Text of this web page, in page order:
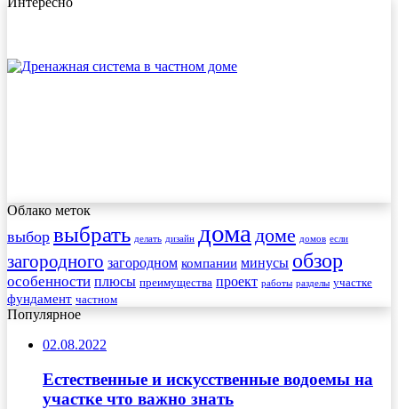
Облако меток
выбор выбрать делать дизайн дома доме домов если
загородного загородном компании минусы обзор
особенности плюсы преимущества проект работы разделы участке
фундамент частном
Популярное
02.08.2022
Естественные и искусственные водоемы на
участке что важно знать